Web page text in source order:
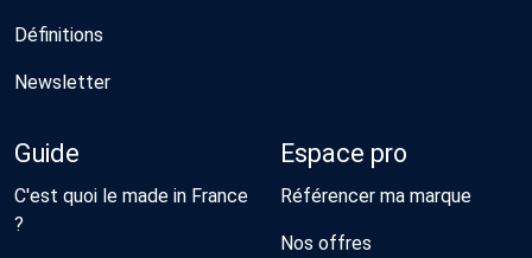
Définitions
Newsletter
Guide
C'est quoi le made in France
?
Espace pro
Référencer ma marque
Nos offres